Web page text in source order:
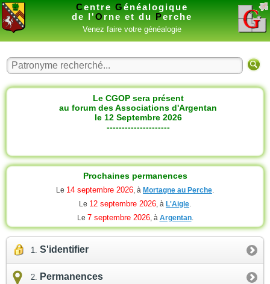
Centre Généalogique
de l'O rne et du Perche
Venez faire votre généalogie
Le CGOP sera présent
au forum des Associations d'Argentan
le 12 Septembre 2026
---------------------
Prochaines permanences
Le 14 septembre 2026, à Mortagne au Perche.
Le 12 septembre 2026, à L'Aigle.
Le 7 septembre 2026, à Argentan.
S'identifier
Permanences